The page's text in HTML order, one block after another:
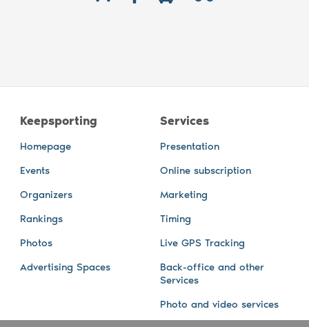
Keepsporting
Homepage
Events
Organizers
Rankings
Photos
Advertising Spaces
Services
Presentation
Online subscription
Marketing
Timing
Live GPS Tracking
Back-office and other
Services
Photo and video services